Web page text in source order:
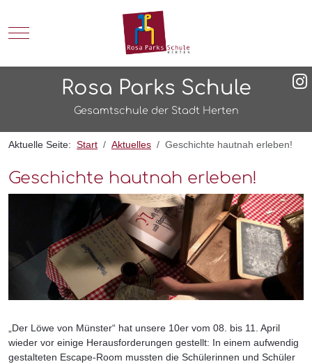
Mobile Menu Toggle
Rosa Parks Schule
Gesamtschule der Stadt Herten
Aktuelle Seite: Start Aktuelles Geschichte hautnah erleben!
Geschichte hautnah erleben!
„Der Löwe von Münster“ hat unsere 10er vom 08. bis 11. April
wieder vor einige Herausforderungen gestellt: In einem aufwendig
gestalteten Escape-Room mussten die Schülerinnen und Schüler